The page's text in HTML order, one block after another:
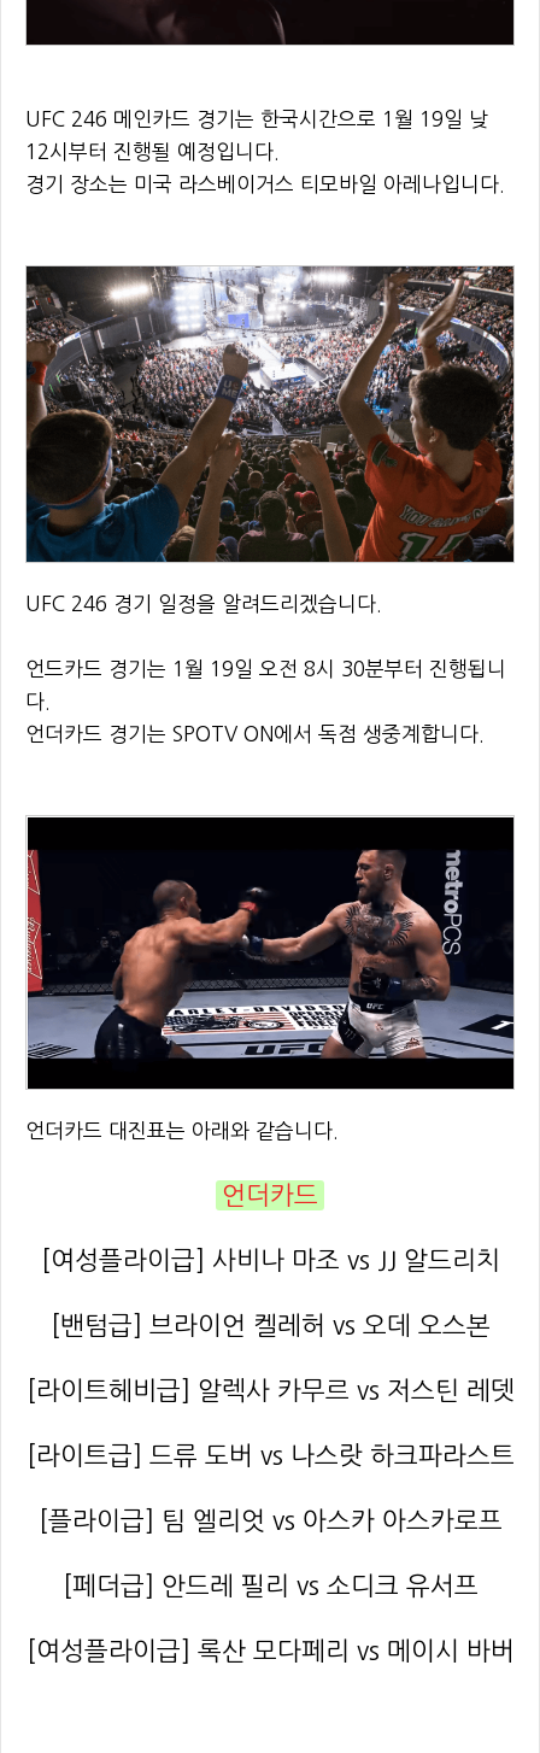
UFC 246 메인카드 경기는 한국시간으로 1월 19일 낮
12시부터 진행될 예정입니다.
경기 장소는 미국 라스베이거스 티모바일 아레나입니다.
UFC 246 경기 일정을 알려드리겠습니다.
언드카드 경기는 1월 19일 오전 8시 30분부터 진행됩니
다.
언더카드 경기는 SPOTV ON에서 독점 생중계합니다.
언더카드 대진표는 아래와 같습니다.
언더카드
[여성플라이급] 사비나 마조 vs JJ 알드리치
[밴텀급] 브라이언 켈레허 vs 오데 오스본
[라이트헤비급] 알렉사 카무르 vs 저스틴 레뎃
[라이트급] 드류 도버 vs 나스랏 하크파라스트
[플라이급] 팀 엘리엇 vs 아스카 아스카로프
[페더급] 안드레 필리 vs 소디크 유서프
[여성플라이급] 록산 모다페리 vs 메이시 바버